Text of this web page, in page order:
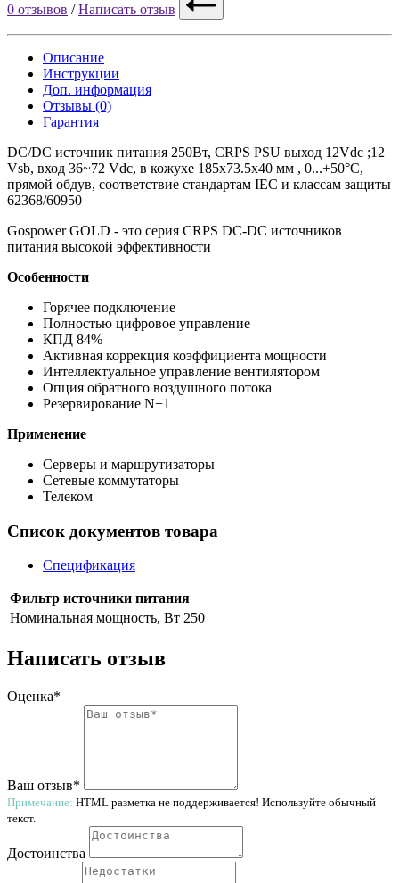
0 отзывов /Написать отзыв
Описание
Инструкции
Доп. информация
Отзывы (0)
Гарантия
DC/DC источник питания 250Вт, CRPS PSU выход 12Vdc ;12
Vsb, вход 36~72 Vdc, в кожухе 185x73.5x40 мм , 0...+50°С,
прямой обдув, соответствие стандартам IEC и классам защиты
62368/60950
Gospower GOLD - это серия CRPS DC-DC источников
питания высокой эффективности
Особенности
Горячее подключение
Полностью цифровое управление
КПД 84%
Активная коррекция коэффициента мощности
Интеллектуальное управление вентилятором
Опция обратного воздушного потока
Резервирование N+1
Применение
Серверы и маршрутизаторы
Сетевые коммутаторы
Телеком
Список документов товара
Спецификация
Фильтр источники питания
Номинальная мощность, Вт 250
Написать отзыв
Оценка*
Ваш отзыв*
Примечание: HTML разметка не поддерживается! Используйте обычный
текст.
Достоинства